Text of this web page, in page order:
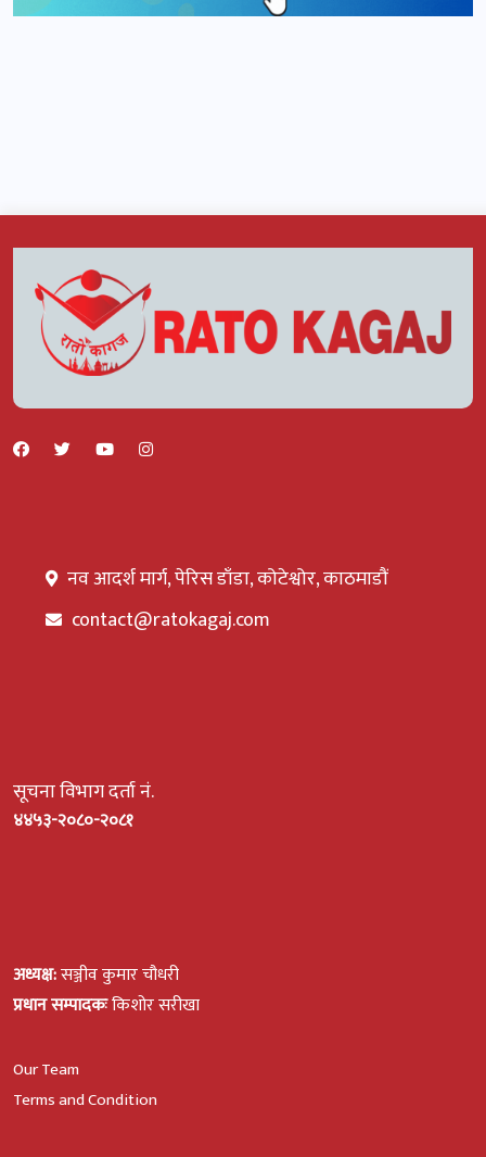
नव आदर्श मार्ग, पेरिस डाँडा, कोटेश्वोर, काठमाडौं
contact@ratokagaj.com
सूचना विभाग दर्ता नं.
४४५३-२०८०-२०८१
अध्यक्ष:सञ्जीव कुमार चौधरी
प्रधान सम्पादकःकिशोर सरीखा
Our Team
Terms and Condition